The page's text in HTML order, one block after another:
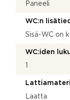
Paneeli
WC:n
Sisä-WC on
WC:iden
Laatta